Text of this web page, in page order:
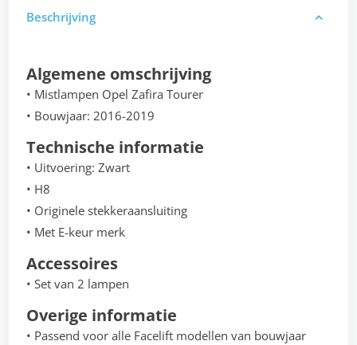
Beschrijving
Algemene omschrijving
• Mistlampen Opel Zafira Tourer
• Bouwjaar: 2016-2019
Technische informatie
• Uitvoering: Zwart
• H8
• Originele stekkeraansluiting
• Met E-keur merk
Accessoires
• Set van 2 lampen
Overige informatie
• Passend voor alle Facelift modellen van bouwjaar